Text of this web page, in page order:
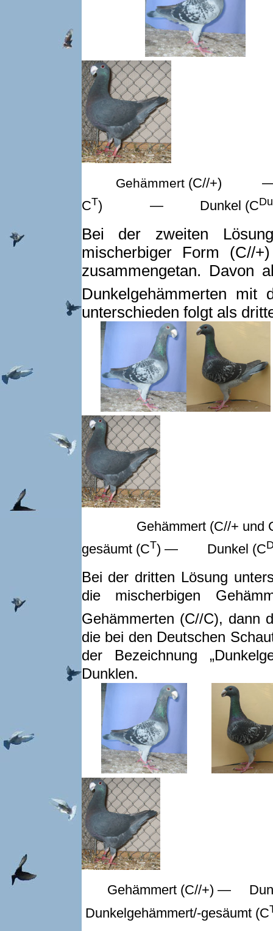
Gehämmert (C//+) ―
CT) ― Dunkel (CDu
Bei der zweiten
mischerbiger Form (C//
zusammengetan. Davon
Dunkelgehämmerten mit
unterschieden folgt als
Gehämmert (C//+
gesäumt (CT) — Dunkel (C
Bei der dritten Lösung
die mischerbigen
Gehämmerten (C//C), dann
die bei den Deutschen
der Bezeichnung
Dunklen.
Gehämmert (C//+) —
Dunkelgehämmert/-gesäumt (C